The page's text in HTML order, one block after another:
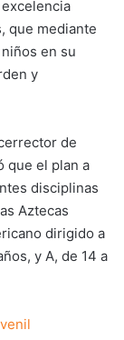
que mediante
en su
y
de
que el plan a
disciplinas
Aztecas
dirigido a
y A, de 14 a